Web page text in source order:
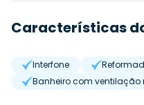
Características
Interfone
Banheiro com ventilação